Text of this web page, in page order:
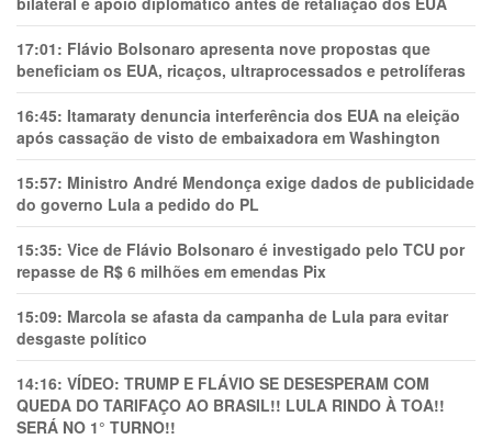
17:01: Flávio Bolsonaro apresenta nove propostas que
beneficiam os EUA, ricaços, ultraprocessados e petrolíferas
16:45: Itamaraty denuncia interferência dos EUA na eleição
após cassação de visto de embaixadora em Washington
15:57: Ministro André Mendonça exige dados de publicidade
do governo Lula a pedido do PL
15:35: Vice de Flávio Bolsonaro é investigado pelo TCU por
repasse de R$ 6 milhões em emendas Pix
15:09: Marcola se afasta da campanha de Lula para evitar
desgaste político
14:16: VÍDEO: TRUMP E FLÁVIO SE DESESPERAM COM
QUEDA DO TARIFAÇO AO BRASIL!! LULA RINDO À TOA!!
SERÁ NO 1° TURNO!!